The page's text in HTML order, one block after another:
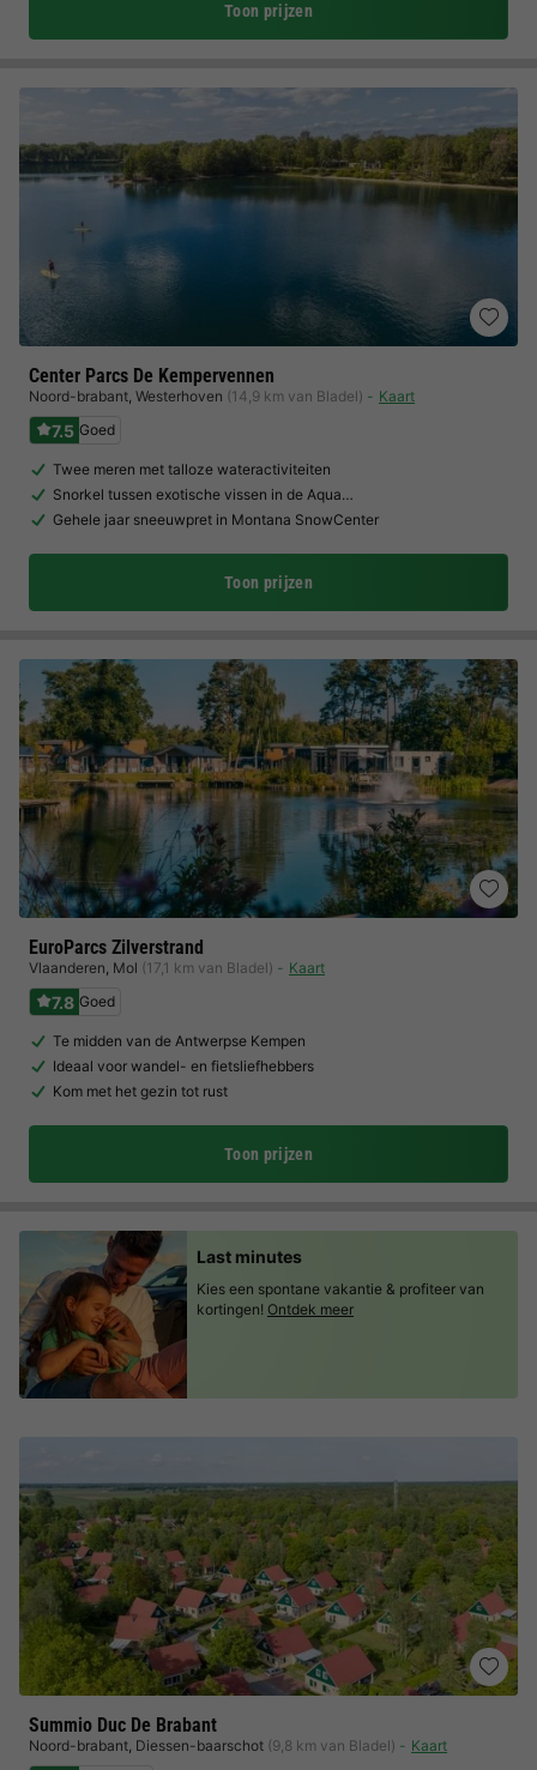
Toon prijzen
Center Parcs De Kempervennen
Noord-brabant, Westerhoven (14,9 km van Bladel) Kaart
7.5 Goed
Twee meren met talloze wateractiviteiten
Snorkel tussen exotische vissen in de Aqua…
Gehele jaar sneeuwpret in Montana SnowCenter
Toon prijzen
EuroParcs Zilverstrand
Vlaanderen, Mol (17,1 km van Bladel) Kaart
7.8 Goed
Te midden van de Antwerpse Kempen
Ideaal voor wandel- en fietsliefhebbers
Kom met het gezin tot rust
Toon prijzen
Summio Duc De Brabant
Noord-brabant, Diessen-baarschot (9,8 km van Bladel) Kaart
Last minutes
Kies een spontane vakantie & profiteer van
kortingen! Ontdek meer